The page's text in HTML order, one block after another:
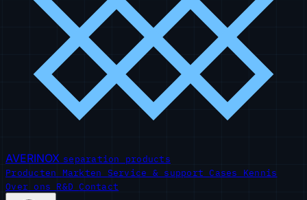
AVERINOX separation products
Producten Markten Service & support Cases Kennis
Over ons R&D Contact